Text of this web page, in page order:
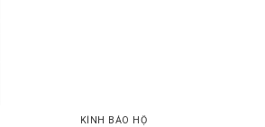
KÍNH BẢO HỘ